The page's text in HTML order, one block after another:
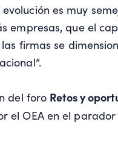
es muy
empresas, que el
firmas se
del foro Retos y
el OEA en el